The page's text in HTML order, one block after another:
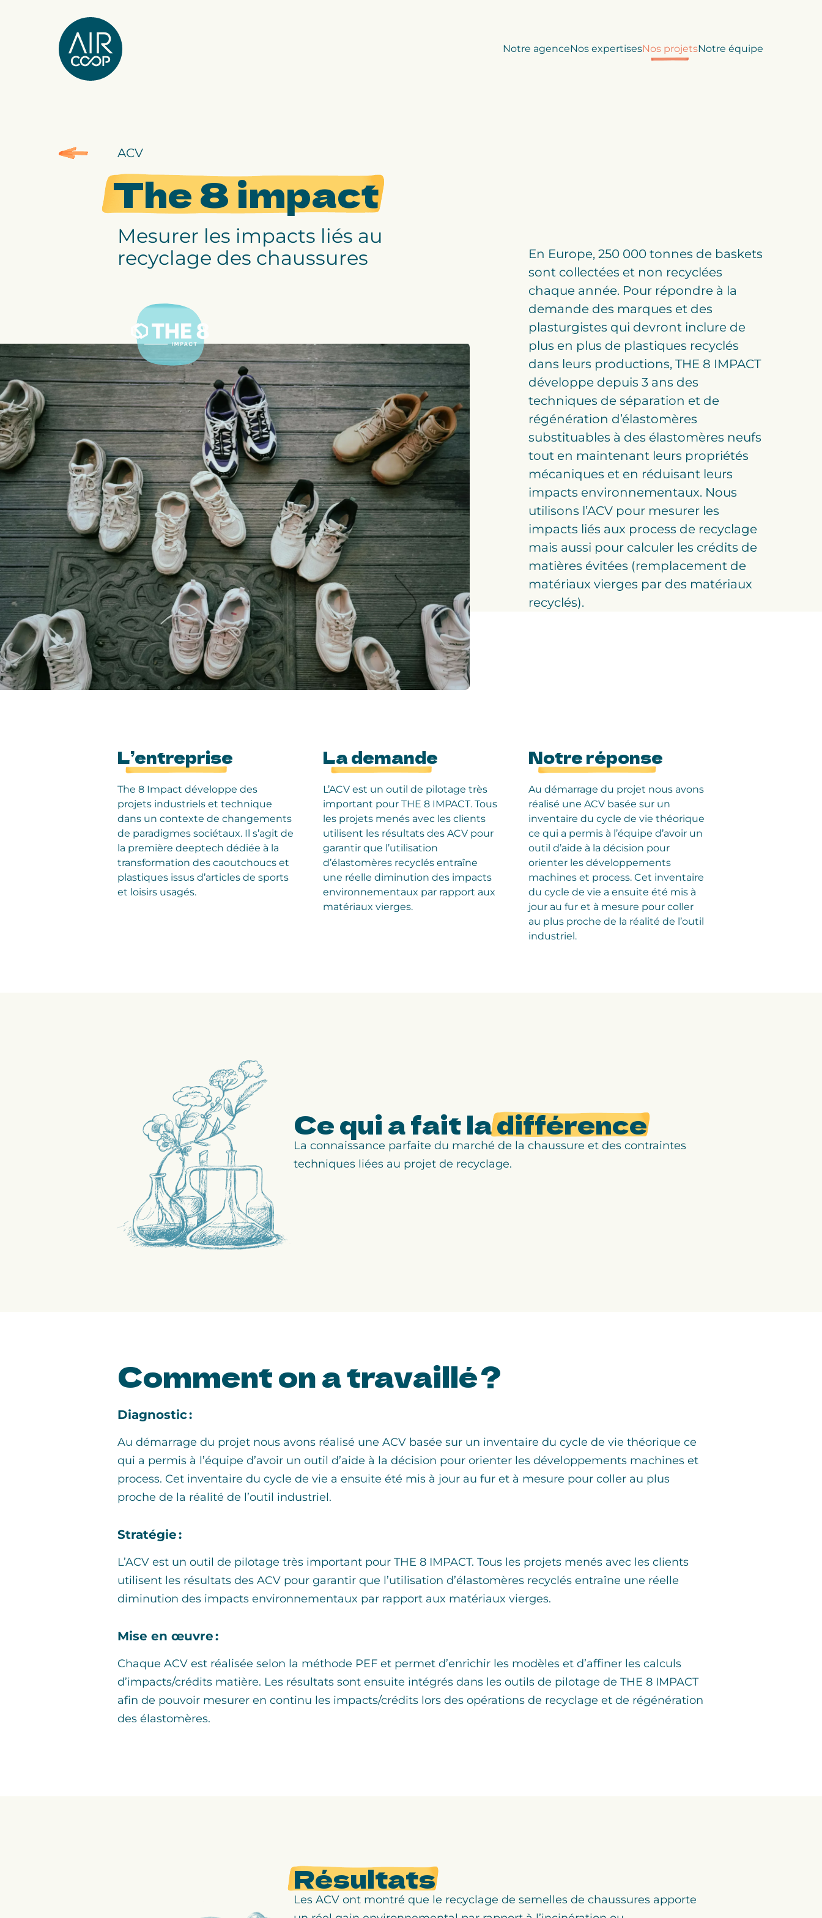
Notre agenceNos expertisesNos projetsNotre équipe
Notre équipe
ACV
The 8 impact
Mesurer les impacts liés au
recyclage des chaussures
En Europe, 250 000 tonnes de baskets
sont collectées et non recyclées
chaque année. Pour répondre à la
demande des marques et des
plasturgistes qui devront inclure de
plus en plus de plastiques recyclés
dans leurs productions, THE 8 IMPACT
développe depuis 3 ans des
techniques de séparation et de
régénération d’élastomères
substituables à des élastomères neufs
tout en maintenant leurs propriétés
mécaniques et en réduisant leurs
impacts environnementaux. Nous
utilisons l’ACV pour mesurer les
impacts liés aux process de recyclage
mais aussi pour calculer les crédits de
matières évitées (remplacement de
matériaux vierges par des matériaux
recyclés).
L’entreprise
The 8 Impact développe des
projets industriels et technique
dans un contexte de changements
de paradigmes sociétaux. Il s’agit de
la première deeptech dédiée à la
transformation des caoutchoucs et
plastiques issus d’articles de sports
et loisirs usagés.
La demande
L’ACV est un outil de pilotage très
important pour THE 8 IMPACT. Tous
les projets menés avec les clients
utilisent les résultats des ACV pour
garantir que l’utilisation
d’élastomères recyclés entraîne
une réelle diminution des impacts
environnementaux par rapport aux
matériaux vierges.
Notre réponse
Au démarrage du projet nous avons
réalisé une ACV basée sur un
inventaire du cycle de vie théorique
ce qui a permis à l’équipe d’avoir un
outil d’aide à la décision pour
orienter les développements
machines et process. Cet inventaire
du cycle de vie a ensuite été mis à
jour au fur et à mesure pour coller
au plus proche de la réalité de l’outil
industriel.
Ce qui a fait ladifférence
La connaissance parfaite du marché de la chaussure et des contraintes
techniques liées au projet de recyclage.
Commenton a travaillé ?
Diagnostic :
Au démarrage du projet nous avons réalisé une ACV basée sur un inventaire du cycle de vie théorique ce
qui a permis à l’équipe d’avoir un outil d’aide à la décision pour orienter les développements machines et
process. Cet inventaire du cycle de vie a ensuite été mis à jour au fur et à mesure pour coller au plus
proche de la réalité de l’outil industriel.
Stratégie :
L’ACV est un outil de pilotage très important pour THE 8 IMPACT. Tous les projets menés avec les clients
utilisent les résultats des ACV pour garantir que l’utilisation d’élastomères recyclés entraîne une réelle
diminution des impacts environnementaux par rapport aux matériaux vierges.
Mise en œuvre :
Chaque ACV est réalisée selon la méthode PEF et permet d’enrichir les modèles et d’affiner les calculs
d’impacts/crédits matière. Les résultats sont ensuite intégrés dans les outils de pilotage de THE 8 IMPACT
afin de pouvoir mesurer en continu les impacts/crédits lors des opérations de recyclage et de régénération
des élastomères.
Résultats
Les ACV ont montré que le recyclage de semelles de chaussures apporte